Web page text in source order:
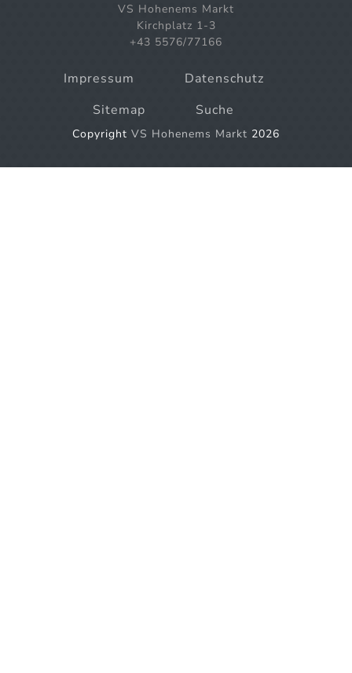
VS Hohenems Markt
Kirchplatz 1-3
+43 5576/77166
Impressum
Datenschutz
Sitemap
Suche
Copyright VS Hohenems Markt 2026